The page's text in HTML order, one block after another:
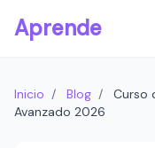
Aprende
Inicio / Blog /
Curso
Avanzado 2026